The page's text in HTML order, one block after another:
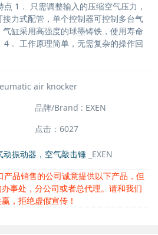
1． 只需调整输入的压缩空气压力，
力式配管，单个控制器可控制多台气
缸采用高强度的球墨铸铁，使用寿命
． 工作原理简单，无需复杂的操作回
air knocker
品牌/Brand : EXEN
点击：6027
动振动器，空气敲击锤 _EXEN
产品销售的公司诚意提供以下产品，但
事处，分公司或者总代理。请和我们
，拒绝虚假宣传！